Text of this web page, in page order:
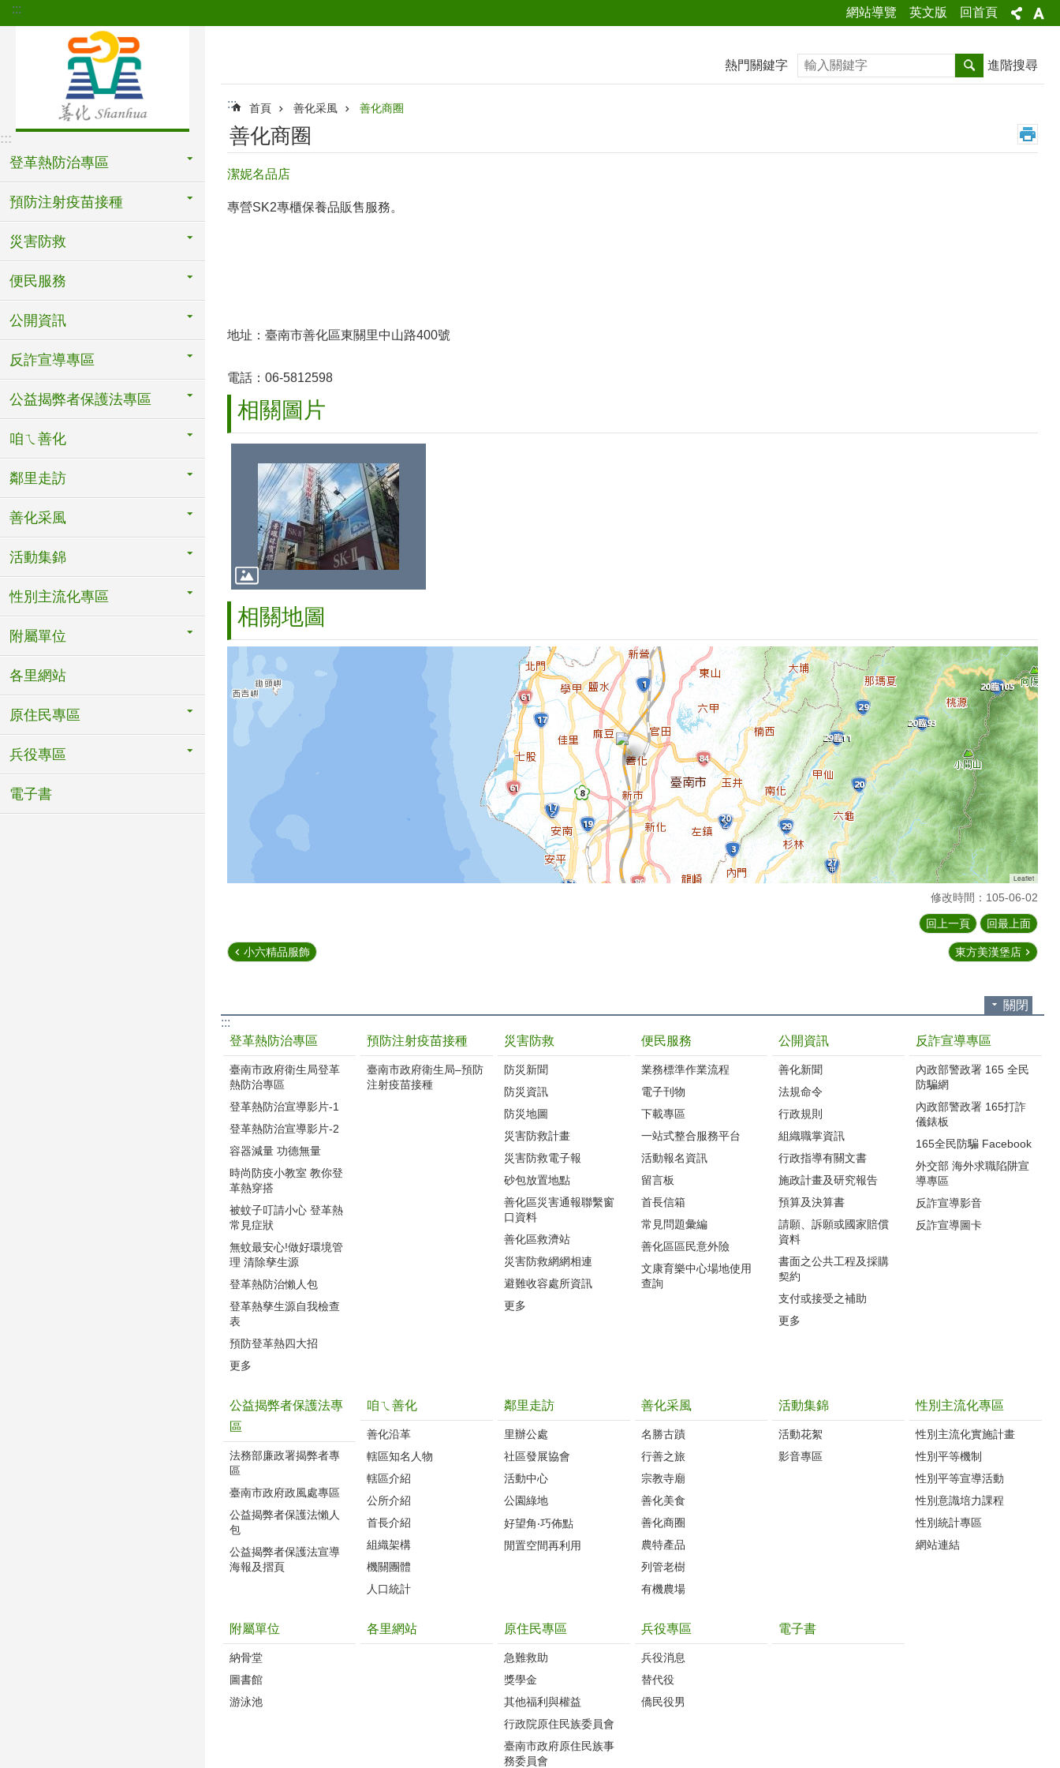
跳到主要內容區塊
::: 網站導覽 英文版 回首頁
:::
登革熱防治專區
預防注射疫苗接種
災害防救
便民服務
公開資訊
反詐宣導專區
公益揭弊者保護法專區
咱ㄟ善化
鄰里走訪
善化采風
活動集錦
性別主流化專區
附屬單位
各里網站
原住民專區
兵役專區
電子書
熱門關鍵字 搜尋 進階搜尋
::: 首頁 善化采風 善化商圈
善化商圈
潔妮名品店
專營SK2專櫃保養品販售服務。
地址：臺南市善化區東關里中山路400號
電話：06-5812598
相關圖片
相關地圖
Leaflet
修改時間：105-06-02
回上一頁 回最上面
小六精品服飾 東方美漢堡店
關閉
:::
登革熱防治專區
臺南市政府衛生局登革
熱防治專區
登革熱防治宣導影片-1
登革熱防治宣導影片-2
容器減量 功德無量
時尚防疫小教室 教你登
革熱穿搭
被蚊子叮請小心 登革熱
常見症狀
無蚊最安心!做好環境管
理 清除孳生源
登革熱防治懶人包
登革熱孳生源自我檢查
表
預防登革熱四大招
更多
預防注射疫苗接種
臺南市政府衛生局–預防
注射疫苗接種
災害防救
防災新聞
防災資訊
防災地圖
災害防救計畫
災害防救電子報
砂包放置地點
善化區災害通報聯繫窗
口資料
善化區救濟站
災害防救網網相連
避難收容處所資訊
更多
便民服務
業務標準作業流程‭
電子刊物
下載專區
一站式整合服務平台
活動報名資訊
留言板
首長信箱
常見問題彙編
善化區區民意外險
文康育樂中心場地使用
查詢
公開資訊
善化新聞
法規命令
行政規則
組織職掌資訊
行政指導有關文書
施政計畫及研究報告
預算及決算書
請願、訴願或國家賠償
資料
書面之公共工程及採購
契約
支付或接受之補助
更多
反詐宣導專區
內政部警政署 165 全民
防騙網
內政部警政署 165打詐
儀錶板
165全民防騙 Facebook
外交部 海外求職陷阱宣
導專區
反詐宣導影音
反詐宣導圖卡
公益揭弊者保護法專
區
法務部廉政署揭弊者專
區
臺南市政府政風處專區
公益揭弊者保護法懶人
包
公益揭弊者保護法宣導
海報及摺頁
咱ㄟ善化
善化沿革‭
轄區知名人物‭
轄區介紹
公所介紹
首長介紹
組織架構
機關團體
人口統計
鄰里走訪
里辦公處‭ ‭
社區發展協會‭
活動中心
公園綠地
好望角‧巧佈點
閒置空間再利用
善化采風
名勝古蹟
行善之旅
宗教寺廟
善化美食
善化商圈
農特產品
列管老樹
有機農場
活動集錦
活動花絮
影音專區
性別主流化專區
性別主流化實施計畫
性別平等機制
性別平等宣導活動
性別意識培力課程
性別統計專區
網站連結
附屬單位
納骨堂
圖書館
游泳池
各里網站 原住民專區
急難救助
獎學金
其他福利與權益
行政院原住民族委員會
臺南市政府原住民族事
務委員會
兵役專區
兵役消息
替代役
僑民役男
電子書